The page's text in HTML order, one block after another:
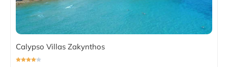
Calypso Villas Zakynthos